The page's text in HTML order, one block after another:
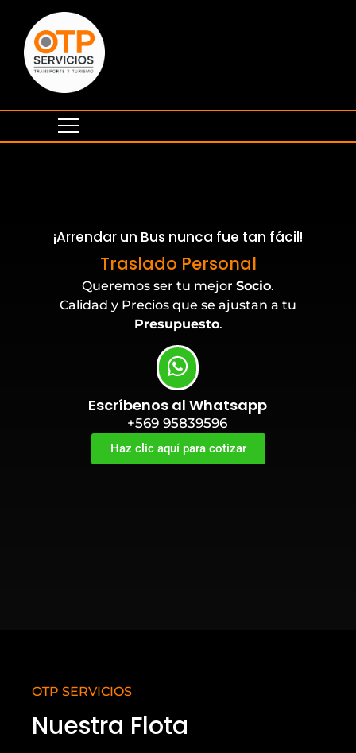
¡Arrendar un Bus nunca fue tan fácil!
Traslado Personal
Queremos ser tu mejor Socio.
Calidad y Precios que se ajustan a tu
Presupuesto.
Escríbenos al Whatsapp
+569 95839596
Haz clic aquí para cotizar
OTP SERVICIOS
Nuestra Flota